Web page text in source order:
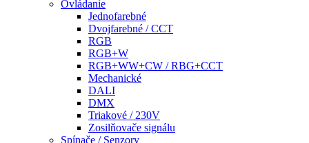
Ovládanie
Jednofarebné
Dvojfarebné / CCT
RGB
RGB+W
RGB+WW+CW / RBG+CCT
Mechanické
DALI
DMX
Triakové / 230V
Zosilňovače signálu
Spínače / Senzory